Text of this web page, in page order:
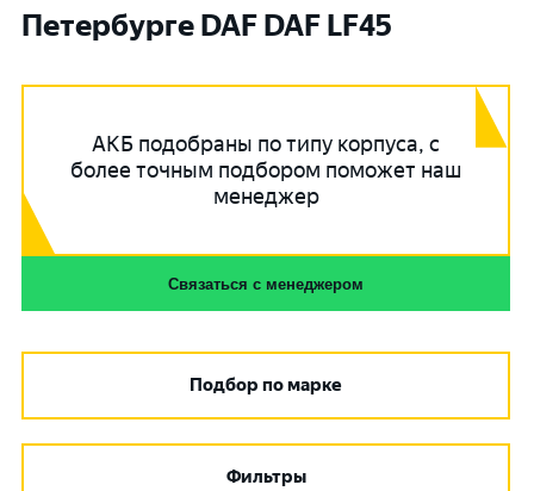
Петербурге DAF DAF LF45
АКБ подобраны по типу корпуса, с
более точным подбором поможет наш
менеджер
Связаться с менеджером
Подбор по марке
Фильтры